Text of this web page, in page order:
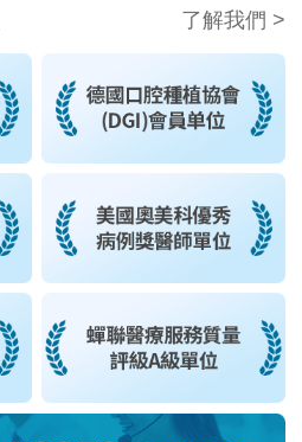
了解我們 >